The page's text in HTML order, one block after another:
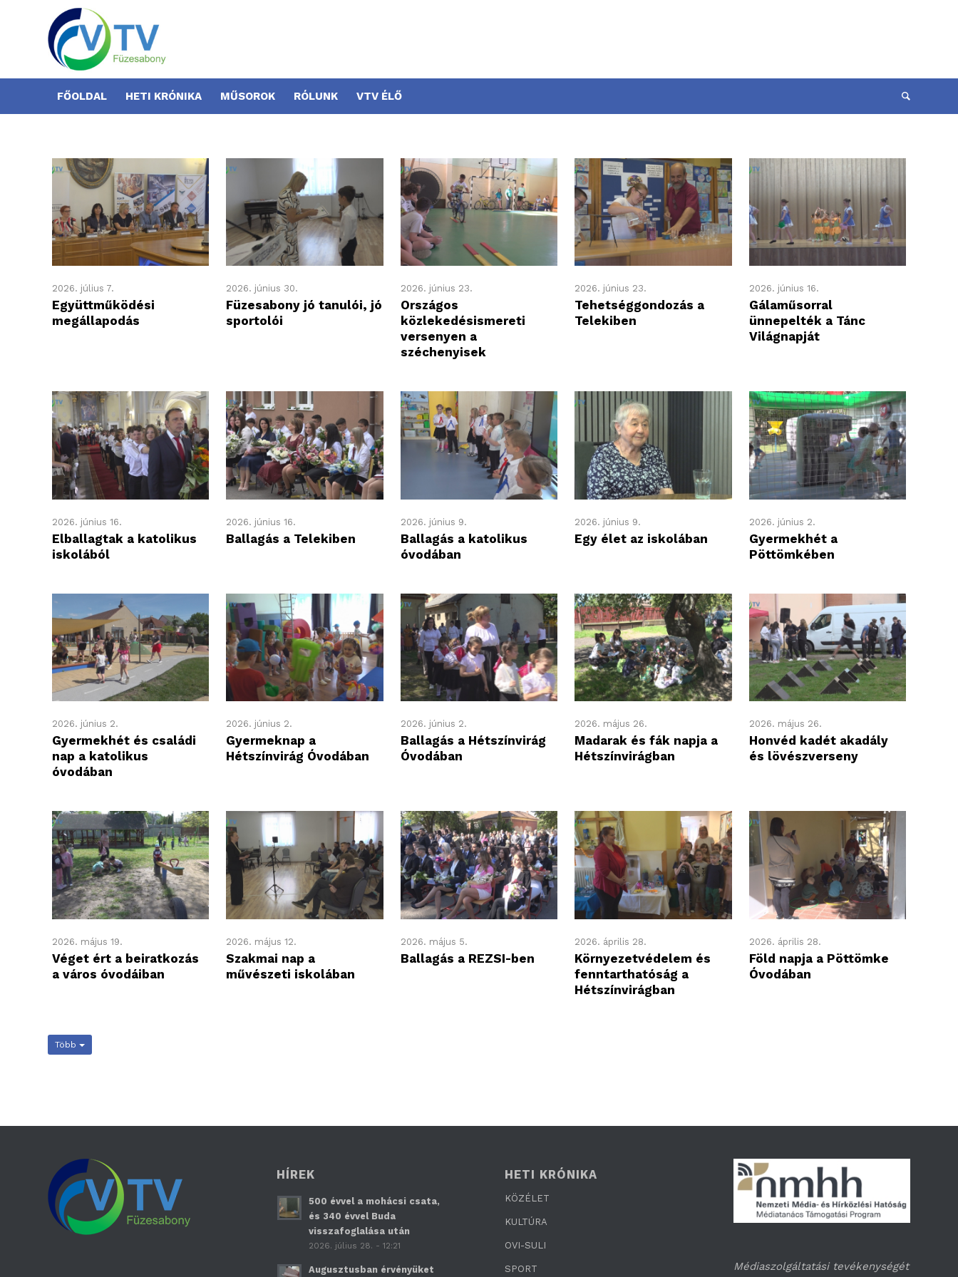
FŐOLDAL HETI KRÓNIKA MŰSOROK RÓLUNK VTV ÉLŐ
2026. július 7.
Együttműködési
megállapodás
2026. június 30.
Füzesabony jó tanulói, jó
sportolói
2026. június 23.
Országos
közlekedésismereti
versenyen a
széchenyisek
2026. június 23.
Tehetséggondozás a
Telekiben
2026. június 16.
Gálaműsorral
ünnepelték a Tánc
Világnapját
2026. június 16.
Elballagtak a katolikus
iskolából
2026. június 16.
Ballagás a Telekiben
2026. június 9.
Ballagás a katolikus
óvodában
2026. június 9.
Egy élet az iskolában
2026. június 2.
Gyermekhét a
Pöttömkében
2026. június 2.
Gyermekhét és családi
nap a katolikus
óvodában
2026. június 2.
Gyermeknap a
Hétszínvirág Óvodában
2026. június 2.
Ballagás a Hétszínvirág
Óvodában
2026. május 26.
Madarak és fák napja a
Hétszínvirágban
2026. május 26.
Honvéd kadét akadály
és lövészverseny
2026. május 19.
Véget ért a beiratkozás
a város óvodáiban
2026. május 12.
Szakmai nap a
művészeti iskolában
2026. május 5.
Ballagás a REZSI-ben
2026. április 28.
Környezetvédelem és
fenntarthatóság a
Hétszínvirágban
2026. április 28.
Föld napja a Pöttömke
Óvodában
Több
HÍREK
500 évvel a mohácsi csata,
és 340 évvel Buda
visszafoglalása után
2026. július 28. - 12:21
Augusztusban érvényüket
HETI KRÓNIKA
KÖZÉLET
KULTÚRA
OVI-SULI
SPORT Médiaszolgáltatási tevékenységét